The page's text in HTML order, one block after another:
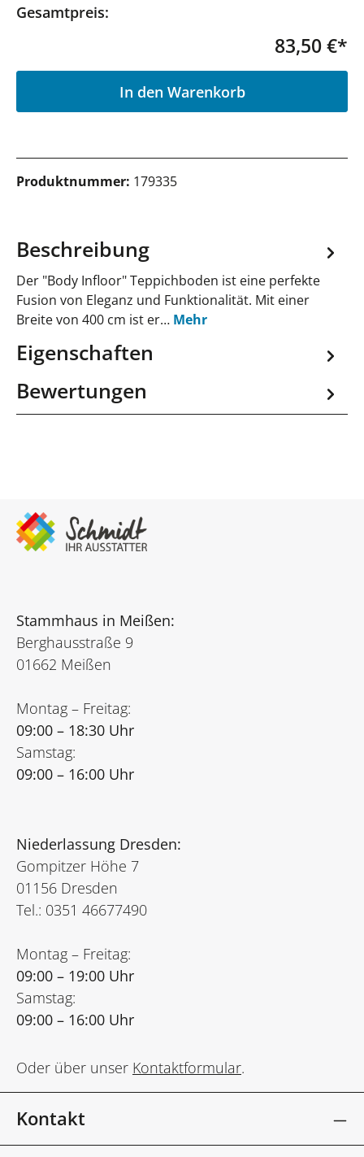
Gesamtpreis:
83,50 €*
In den Warenkorb
Produktnummer: 179335
Beschreibung
Der "Body Infloor" Teppichboden ist eine perfekte
Fusion von Eleganz und Funktionalität. Mit einer
Breite von 400 cm ist er… Mehr
Eigenschaften
Bewertungen
Stammhaus in Meißen:
Berghausstraße 9
01662 Meißen
Montag – Freitag:
09:00 – 18:30 Uhr
Samstag:
09:00 – 16:00 Uhr
Niederlassung Dresden:
Gompitzer Höhe 7
01156 Dresden
Tel.: 0351 46677490
Montag – Freitag:
09:00 – 19:00 Uhr
Samstag:
09:00 – 16:00 Uhr
Oder über unser Kontaktformular.
Kontakt